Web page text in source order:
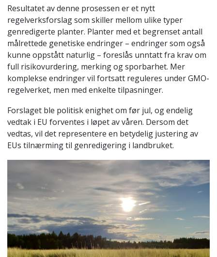
Resultatet av denne prosessen er et nytt
regelverksforslag som skiller mellom ulike typer
genredigerte planter. Planter med et begrenset antall
målrettede genetiske endringer – endringer som også
kunne oppstått naturlig – foreslås unntatt fra krav om
full risikovurdering, merking og sporbarhet. Mer
komplekse endringer vil fortsatt reguleres under GMO-
regelverket, men med enkelte tilpasninger.
Forslaget ble politisk enighet om før jul, og endelig
vedtak i EU forventes i løpet av våren. Dersom det
vedtas, vil det representere en betydelig justering av
EUs tilnærming til genredigering i landbruket.